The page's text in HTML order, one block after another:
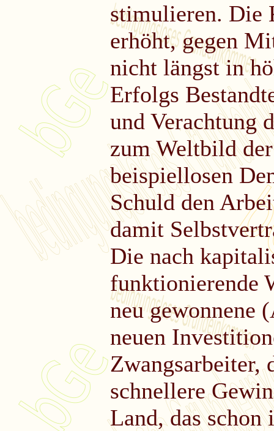
stimulieren. Die
erhöht, gegen
nicht längst in
Erfolgs
und Verachtung
zum Weltbild
beispiellosen
Schuld den
damit
Die nach
funktionierende
neu gewonnene
neuen
Zwangsarbeiter,
schnellere
Land, das